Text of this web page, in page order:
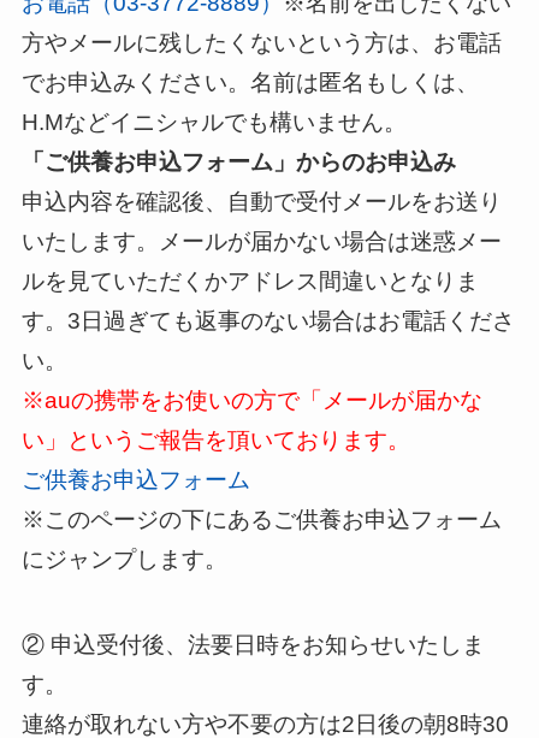
方やメールに残したくないという方は、お電話
でお申込みください。名前は匿名もしくは、
H.Mなどイニシャルでも構いません。
「ご供養お申込フォーム」からのお申込み
申込内容を確認後、自動で受付メールをお送り
いたします。メールが届かない場合は迷惑メー
ルを見ていただくかアドレス間違いとなりま
す。3日過ぎても返事のない場合はお電話くださ
い。
※auの携帯をお使いの方で「メールが届かな
い」というご報告を頂いております。
ご供養お申込フォーム
※このページの下にあるご供養お申込フォーム
にジャンプします。
② 申込受付後、法要日時をお知らせいたしま
す。
連絡が取れない方や不要の方は2日後の朝8時30